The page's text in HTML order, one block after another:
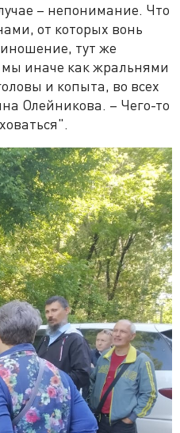
– непонимание. Что
от которых вонь
тут же
мы иначе как жральнями
и копыта, во всех
Олейникова. – Чего-то